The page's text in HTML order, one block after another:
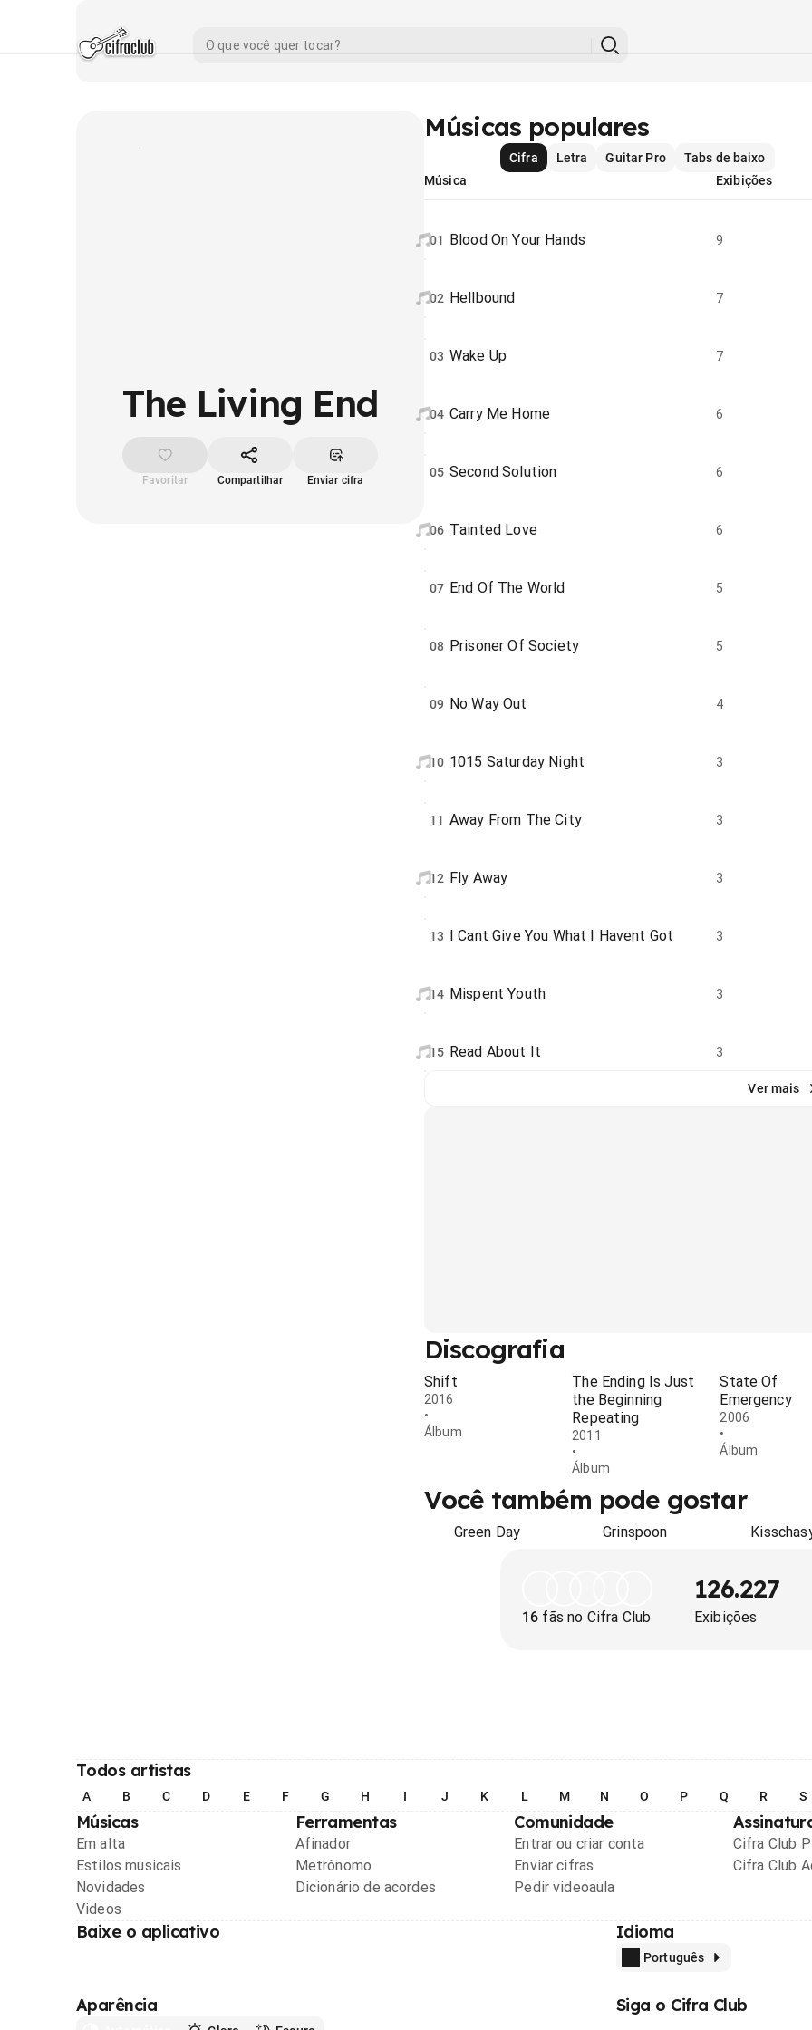
The Living End
Favoritar Compartilhar Enviar cifra
Músicas populares
Cifra Letra Guitar Pro
Tabs de baixo
Música
Exibições
01 Blood On Your Hands 9
02 Hellbound 7
03 Wake Up 7
04 Carry Me Home 6
05 Second Solution 6
06 Tainted Love 6
07 End Of The World 5
08 Prisoner Of Society 5
09 No Way Out 4
10 1015 Saturday Night 3
11 Away From The City 3
12 Fly Away 3
13 I Cant Give You What I Havent Got 3
14 Mispent Youth 3
15 Read About It 3
Ver mais
Discografia
Shift
2016
•
Álbum
The Ending Is Just
the Beginning
Repeating
2011
•
Álbum
State Of
Emergency
2006
•
Álbum
Você também pode gostar
Green Day Grinspoon
16 fãs no Cifra Club
126.227
Exibições
Todos artistas
A B C D E F G H I J K L M N O P Q R S
Músicas
Em alta
Estilos musicais
Novidades
Videos
Ferramentas
Afinador
Metrônomo
Dicionário de acordes
Comunidade
Entrar ou criar conta
Enviar cifras
Pedir videoaula
Cifra Club
Cifra Club
Baixe o aplicativo Idioma
Português
Aparência Siga o Cifra Club